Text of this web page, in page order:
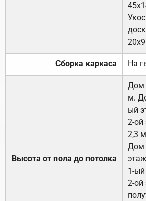
Сборка каркаса На
Высота от пола до потолка
Дом
м.
ый
2-
2,3
Дом
1-
2-ой